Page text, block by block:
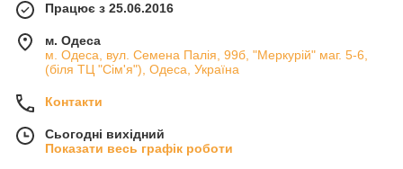
Працює з 25.06.2016
м. Одеса
м. Одеса, вул. Семена Палія, 99б, "Меркурій" маг. 5-6,
(біля ТЦ "Сім'я"), Одеса, Україна
Контакти
Сьогодні вихідний
Показати весь графік роботи